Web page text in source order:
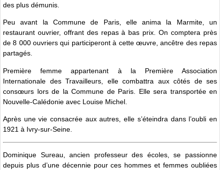
des plus démunis.
Peu avant la Commune de Paris, elle anima la Marmite, un
restaurant ouvrier, offrant des repas à bas prix. On comptera près
de 8 000 ouvriers qui participeront à cette œuvre, ancêtre des repas
partagés.
Première femme appartenant à la Première Association
Internationale des Travailleurs, elle combattra aux côtés de ses
consœurs lors de la Commune de Paris. Elle sera transportée en
Nouvelle-Calédonie avec Louise Michel.
Après une vie consacrée aux autres, elle s’éteindra dans l’oubli en
1921 à Ivry-sur-Seine.
Dominique Sureau, ancien professeur des écoles, se passionne
depuis plus d’une décennie pour ces hommes et femmes oubliées